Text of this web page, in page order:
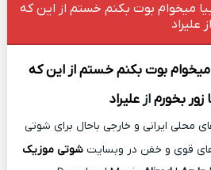
میخوام بوت بکنم خستم از این که
علیراد
میخوام بوت بکنم خستم از این که
زور بخورمازعلیراد
محلی ایرانی و خارجی باحال برای شوتی
قوی و خفن در وبسایتشوتی موزیک